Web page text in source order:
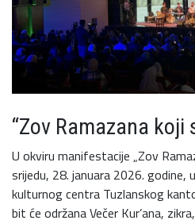
“Zov Ramazana koji
U okviru manifestacije „Zov
srijedu, 28. januara 2026. godine,
kulturnog centra Tuzlanskog
bit će održana Večer Kur’ana,